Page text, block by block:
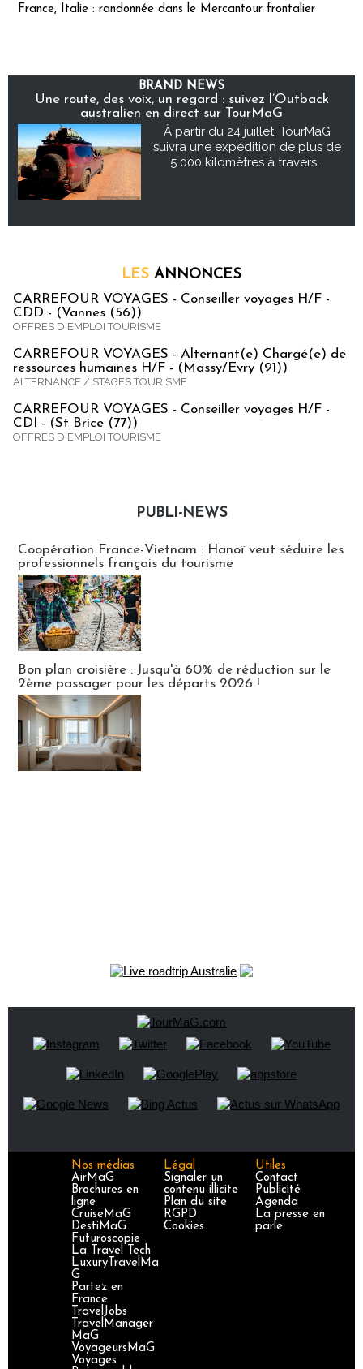
France, Italie : randonnée dans le Mercantour frontalier
BRAND NEWS
Une route, des voix, un regard : suivez l’Outback
australien en direct sur TourMaG
À partir du 24 juillet, TourMaG
suivra une expédition de plus de
5 000 kilomètres à travers...
LES ANNONCES
CARREFOUR VOYAGES - Conseiller voyages H/F -
CDD - (Vannes (56))
OFFRES D'EMPLOI TOURISME
CARREFOUR VOYAGES - Alternant(e) Chargé(e) de
ressources humaines H/F - (Massy/Evry (91))
ALTERNANCE / STAGES TOURISME
CARREFOUR VOYAGES - Conseiller voyages H/F -
CDI - (St Brice (77))
OFFRES D'EMPLOI TOURISME
PUBLI-NEWS
Coopération France-Vietnam : Hanoï veut séduire les
professionnels français du tourisme
Bon plan croisière : Jusqu'à 60% de réduction sur le
2ème passager pour les départs 2026 !
Nos médias
AirMaG
Brochures en
ligne
CruiseMaG
DestiMaG
Futuroscopie
La Travel Tech
LuxuryTravelMa
G
Partez en
France
TravelJobs
TravelManager
MaG
VoyageursMaG
Voyages
Légal
Signaler un
contenu illicite
Plan du site
RGPD
Cookies
Utiles
Contact
Publicité
Agenda
La presse en
parle